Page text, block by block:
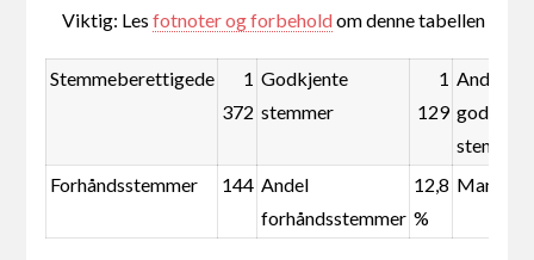
Viktig: Lesfotnoter og forbeholdom denne tabellen
Stemmeberettigede
1
372
Godkjente
stemmer
1
129
Andel
stemmer
Forhåndsstemmer
144 Andel
forhåndsstemmer
12,8
%